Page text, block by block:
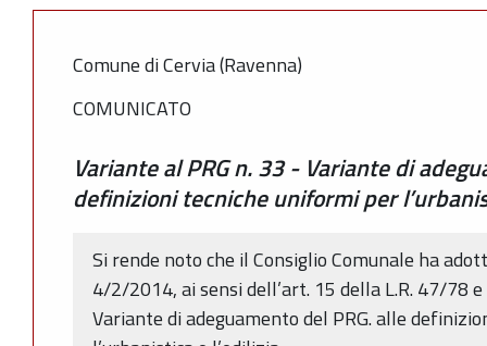
Comune di Cervia (Ravenna)
COMUNICATO
Variante al PRG n. 33 - Variante di
definizioni tecniche uniformi per
Si rende noto che il Consiglio Comunale ha
4/2/2014, ai sensi dell’art. 15 della L.R. 47/78
Variante di adeguamento del PRG. alle